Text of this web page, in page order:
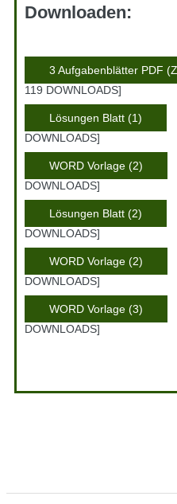
Downloaden:
3 Aufgabenblätter PDF
119 DOWNLOADS
Lösungen Blatt (1)
DOWNLOADS
WORD Vorlage (2)
DOWNLOADS
Lösungen Blatt (2)
DOWNLOADS
WORD Vorlage (2)
DOWNLOADS
WORD Vorlage (3)
DOWNLOADS